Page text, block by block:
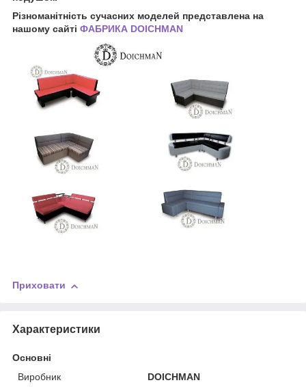
Різноманітність сучасних моделей представлена на
нашому сайті ФАБРИКА DOICHMAN
Приховати
Характеристики
Основні
Виробник
DOICHMAN